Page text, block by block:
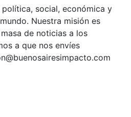
social, económica y
Nuestra misión es
de noticias a los
a que nos envíes